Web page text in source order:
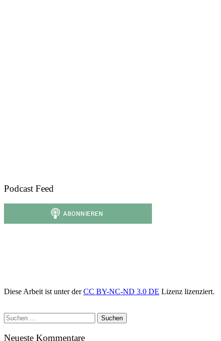
Podcast Feed
Diese Arbeit ist unter derCC BY-NC-ND 3.0 DE Lizenz lizenziert.
Suchen
nach:
Neueste Kommentare